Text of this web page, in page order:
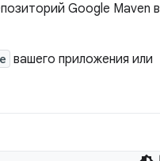
Google Maven в
вашего приложения или